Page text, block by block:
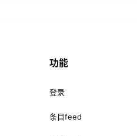
功能
登录
条目feed